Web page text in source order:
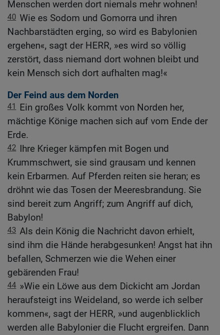
Menschen werden dort niemals mehr wohnen!
40 Wie es Sodom und Gomorra und ihren
Nachbarstädten erging, so wird es Babylonien
ergehen«, sagt der HERR, »es wird so völlig
zerstört, dass niemand dort wohnen bleibt und
kein Mensch sich dort aufhalten mag!«
Der Feind aus dem Norden
41
Ein großes Volk kommt von Norden her,
mächtige Könige machen sich auf vom Ende der
Erde.
42 Ihre Krieger kämpfen mit Bogen und
Krummschwert, sie sind grausam und kennen
kein Erbarmen. Auf Pferden reiten sie heran; es
dröhnt wie das Tosen der Meeresbrandung. Sie
sind bereit zum Angriff; zum Angriff auf dich,
Babylon!
43 Als dein König die Nachricht davon erhielt,
sind ihm die Hände herabgesunken! Angst hat ihn
befallen, Schmerzen wie die Wehen einer
gebärenden Frau!
44 »Wie ein Löwe aus dem Dickicht am Jordan
heraufsteigt ins Weideland, so werde ich selber
kommen«, sagt der HERR, »und augenblicklich
werden alle Babylonier die Flucht ergreifen. Dann